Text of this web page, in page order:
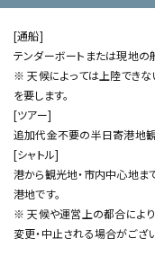
[通船]
テンダーボートまたは現地の
※ 天候によっては上陸でき
を要します。
[ツアー]
追加代金不要の半日寄港地
[シャトル]
港から観光地・市内中心地ま
港地です。
※ 天候や運営上の都合により
変更・中止される場合がござい